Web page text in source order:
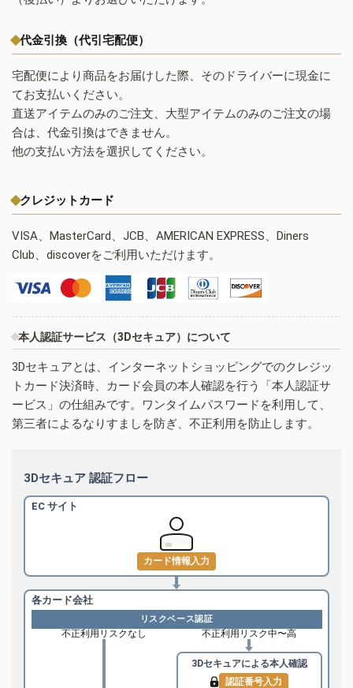
代金引換（代引宅配便）
宅配便により商品をお届けした際、そのドライバーに現金に
てお支払いください。
直送アイテムのみのご注文、大型アイテムのみのご注文の場
合は、代金引換はできません。
他の支払い方法を選択してください。
クレジットカード
VISA、MasterCard、JCB、AMERICAN EXPRESS、Diners
Club、discoverをご利用いただけます。
本人認証サービス（3Dセキュア）について
3Dセキュアとは、インターネットショッピングでのクレジッ
トカード決済時、カード会員の本人確認を行う「本人認証サ
ービス」の仕組みです。ワンタイムパスワードを利用して、
第三者によるなりすましを防ぎ、不正利用を防止します。
3Dセキュア 認証フロー
EC サイト
カード情報入力
各カード会社
リスクベース認証
不正利用リスクなし 不正利用リスク中〜高
3Dセキュアによる本人確認
認証番号入力